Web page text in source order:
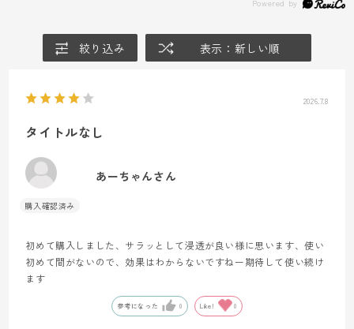
絞り込み 表示：新しい順
2026.7.8
タイトルなし
あーちゃんさん
初めて購入しました、サラッとして浸透が良い様に思います、使い
初めて間がないので、効果はわからないですねー期待して使い続け
ます
参考になった 0 Like! 0